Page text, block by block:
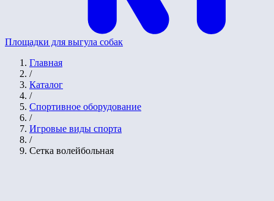
Площадки для выгула собак
Главная
/
Каталог
/
Спортивное оборудование
/
Игровые виды спорта
/
Сетка волейбольная